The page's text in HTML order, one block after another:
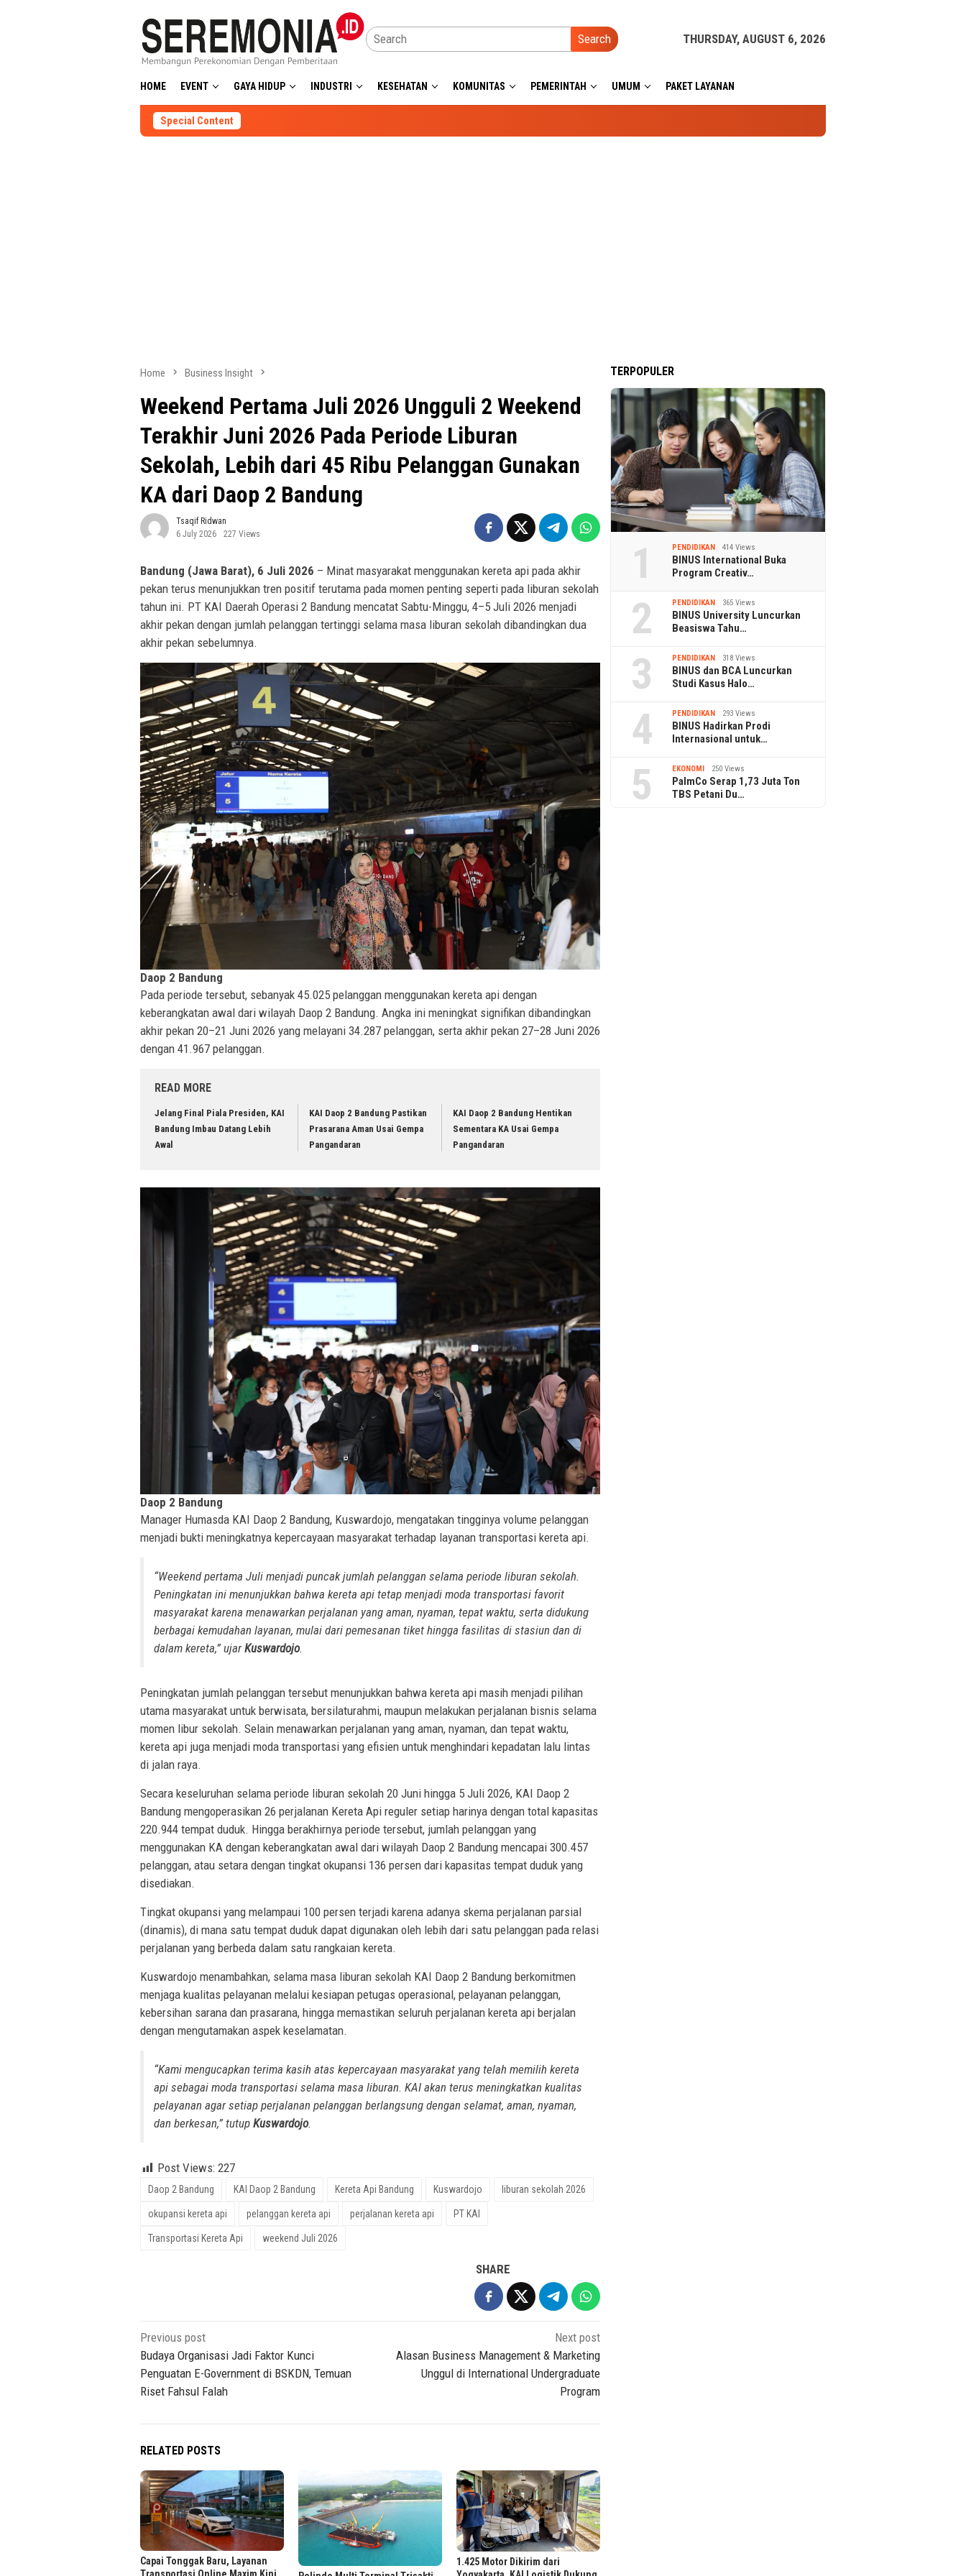
Search THURSDAY, AUGUST 6, 2026
HOME EVENT GAYA HIDUP INDUSTRI KESEHATAN KOMUNITAS PEMERINTAH UMUM PAKET LAYANAN
Special Content
Home Business Insight
Weekend Pertama Juli 2026 Ungguli 2 Weekend
Terakhir Juni 2026 Pada Periode Liburan
Sekolah, Lebih dari 45 Ribu Pelanggan Gunakan
KA dari Daop 2 Bandung
Tsaqif Ridwan
6 July 2026
227 Views
Bandung (Jawa Barat), 6 Juli 2026 – Minat masyarakat menggunakan kereta api pada akhir
pekan terus menunjukkan tren positif terutama pada momen penting seperti pada liburan sekolah
tahun ini. PT KAI Daerah Operasi 2 Bandung mencatat Sabtu-Minggu, 4–5 Juli 2026 menjadi
akhir pekan dengan jumlah pelanggan tertinggi selama masa liburan sekolah dibandingkan dua
akhir pekan sebelumnya.
Daop 2 Bandung
Pada periode tersebut, sebanyak 45.025 pelanggan menggunakan kereta api dengan
keberangkatan awal dari wilayah Daop 2 Bandung. Angka ini meningkat signifikan dibandingkan
akhir pekan 20–21 Juni 2026 yang melayani 34.287 pelanggan, serta akhir pekan 27–28 Juni 2026
dengan 41.967 pelanggan.
READ MORE
Jelang Final Piala Presiden, KAI
Bandung Imbau Datang Lebih
Awal
KAI Daop 2 Bandung Pastikan
Prasarana Aman Usai Gempa
Pangandaran
KAI Daop 2 Bandung Hentikan
Sementara KA Usai Gempa
Pangandaran
Daop 2 Bandung
Manager Humasda KAI Daop 2 Bandung, Kuswardojo, mengatakan tingginya volume pelanggan
menjadi bukti meningkatnya kepercayaan masyarakat terhadap layanan transportasi kereta api.
“Weekend pertama Juli menjadi puncak jumlah pelanggan selama periode liburan sekolah.
Peningkatan ini menunjukkan bahwa kereta api tetap menjadi moda transportasi favorit
masyarakat karena menawarkan perjalanan yang aman, nyaman, tepat waktu, serta didukung
berbagai kemudahan layanan, mulai dari pemesanan tiket hingga fasilitas di stasiun dan di
dalam kereta,” ujarKuswardojo.
Peningkatan jumlah pelanggan tersebut menunjukkan bahwa kereta api masih menjadi pilihan
utama masyarakat untuk berwisata, bersilaturahmi, maupun melakukan perjalanan bisnis selama
momen libur sekolah. Selain menawarkan perjalanan yang aman, nyaman, dan tepat waktu,
kereta api juga menjadi moda transportasi yang efisien untuk menghindari kepadatan lalu lintas
di jalan raya.
Secara keseluruhan selama periode liburan sekolah 20 Juni hingga 5 Juli 2026, KAI Daop 2
Bandung mengoperasikan 26 perjalanan Kereta Api reguler setiap harinya dengan total kapasitas
220.944 tempat duduk. Hingga berakhirnya periode tersebut, jumlah pelanggan yang
menggunakan KA dengan keberangkatan awal dari wilayah Daop 2 Bandung mencapai 300.457
pelanggan, atau setara dengan tingkat okupansi 136 persen dari kapasitas tempat duduk yang
disediakan.
Tingkat okupansi yang melampaui 100 persen terjadi karena adanya skema perjalanan parsial
(dinamis), di mana satu tempat duduk dapat digunakan oleh lebih dari satu pelanggan pada relasi
perjalanan yang berbeda dalam satu rangkaian kereta.
Kuswardojo menambahkan, selama masa liburan sekolah KAI Daop 2 Bandung berkomitmen
menjaga kualitas pelayanan melalui kesiapan petugas operasional, pelayanan pelanggan,
kebersihan sarana dan prasarana, hingga memastikan seluruh perjalanan kereta api berjalan
dengan mengutamakan aspek keselamatan.
“Kami mengucapkan terima kasih atas kepercayaan masyarakat yang telah memilih kereta
api sebagai moda transportasi selama masa liburan. KAI akan terus meningkatkan kualitas
pelayanan agar setiap perjalanan pelanggan berlangsung dengan selamat, aman, nyaman,
dan berkesan,” tutup Kuswardojo.
Post Views: 227
Daop 2 Bandung KAI Daop 2 Bandung Kereta Api Bandung Kuswardojo liburan sekolah 2026
okupansi kereta api pelanggan kereta api perjalanan kereta api PT KAI
Transportasi Kereta Api weekend Juli 2026
SHARE
Post
navigation
Previous post
Budaya Organisasi Jadi Faktor Kunci
Penguatan E-Government di BSKDN, Temuan
Riset Fahsul Falah
Next post
Alasan Business Management & Marketing
Unggul di International Undergraduate
Program
RELATED POSTS
Capai Tonggak Baru, Layanan
1.425 Motor Dikirim dari
TERPOPULER
1 PENDIDIKAN 414 Views
BINUS International Buka
Program Creativ…
2 PENDIDIKAN 365 Views
BINUS University Luncurkan
Beasiswa Tahu…
3 PENDIDIKAN 318 Views
BINUS dan BCA Luncurkan
Studi Kasus Halo…
4 PENDIDIKAN 293 Views
BINUS Hadirkan Prodi
Internasional untuk…
5 EKONOMI 250 Views
PalmCo Serap 1,73 Juta Ton
TBS Petani Du…